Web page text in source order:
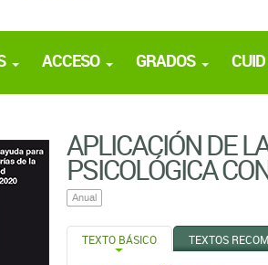
ACCESO GRADOS CUID
APLICACIÓN DE
PSICOLÓGICA
Anual
TEXTO BÁSICO TEXTOS